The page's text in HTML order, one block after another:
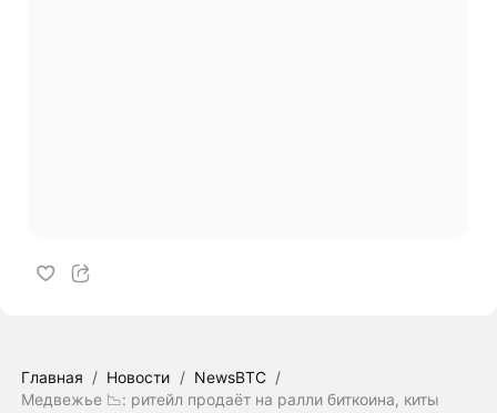
Главная / Новости / NewsBTC /
Медвежье 📉: ритейл продаёт на ралли биткоина, киты